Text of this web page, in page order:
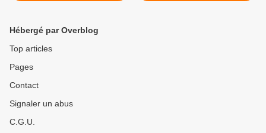
Hébergé par Overblog
Top articles
Pages
Contact
Signaler un abus
C.G.U.